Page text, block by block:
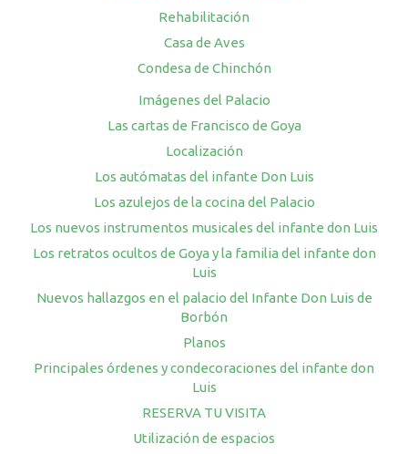
Rehabilitación
Casa de Aves
Condesa de Chinchón
Imágenes del Palacio
Las cartas de Francisco de Goya
Localización
Los autómatas del infante Don Luis
Los azulejos de la cocina del Palacio
Los nuevos instrumentos musicales del infante don Luis
Los retratos ocultos de Goya y la familia del infante don
Luis
Nuevos hallazgos en el palacio del Infante Don Luis de
Borbón
Planos
Principales órdenes y condecoraciones del infante don
Luis
RESERVA TU VISITA
Utilización de espacios